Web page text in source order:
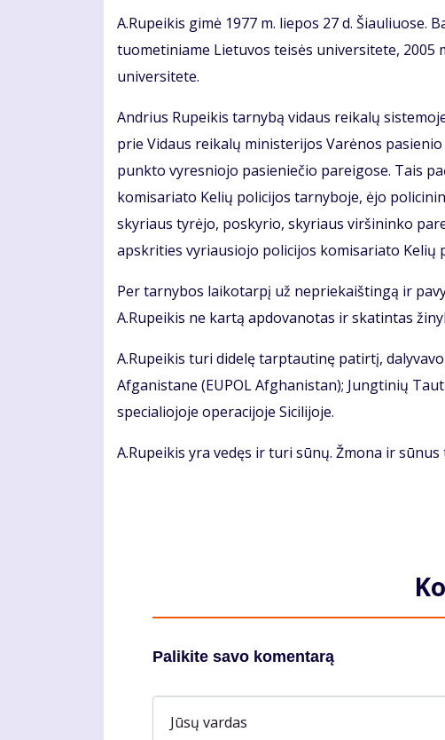
A.Rupeikis gimė 1977 m. liepos 27 d. Šiauliuose.
tuometiniame Lietuvos teisės universitete,
universitete.
Andrius Rupeikis tarnybą vidaus reikalų
prie Vidaus reikalų ministerijos Varėnos
punkto vyresniojo pasieniečio pareigose. Tais
komisariato Kelių policijos tarnyboje, ėjo
skyriaus tyrėjo, poskyrio, skyriaus viršininko
apskrities vyriausiojo policijos komisariato Kelių
Per tarnybos laikotarpį už nepriekaištingą ir
A.Rupeikis ne kartą apdovanotas ir skatintas
A.Rupeikis turi didelę tarptautinę patirtį,
Afganistane (EUPOL Afghanistan); Jungtinių
specialiojoje operacijoje Sicilijoje.
A.Rupeikis yra vedęs ir turi sūnų. Žmona ir
Palikite savo komentarą
Jūsų vardas